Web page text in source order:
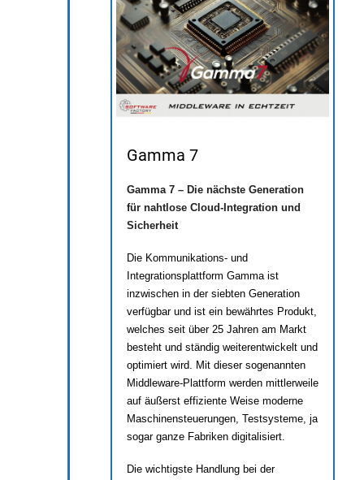
Gamma 7
Gamma 7 – Die nächste Generation
für nahtlose Cloud-Integration und
Sicherheit
Die Kommunikations- und
Integrationsplattform Gamma ist
inzwischen in der siebten Generation
verfügbar und ist ein bewährtes Produkt,
welches seit über 25 Jahren am Markt
besteht und ständig weiterentwickelt und
optimiert wird. Mit dieser sogenannten
Middleware-Plattform werden mittlerweile
auf äußerst effiziente Weise moderne
Maschinensteuerungen, Testsysteme, ja
sogar ganze Fabriken digitalisiert.
Die wichtigste Handlung bei der